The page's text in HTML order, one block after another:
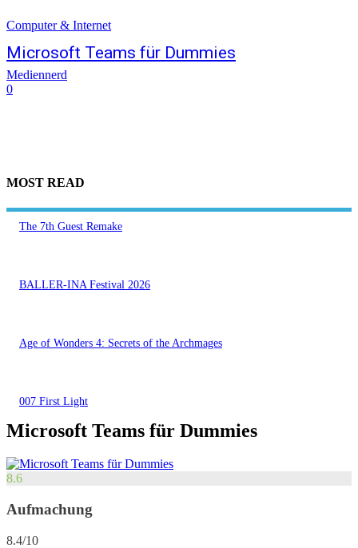
Computer & Internet
Microsoft Teams für Dummies
Mediennerd
0
MOST READ
The 7th Guest Remake
BALLER-INA Festival 2026
Age of Wonders 4: Secrets of the Archmages
007 First Light
Microsoft Teams für Dummies
8.6
Aufmachung
8.4/10